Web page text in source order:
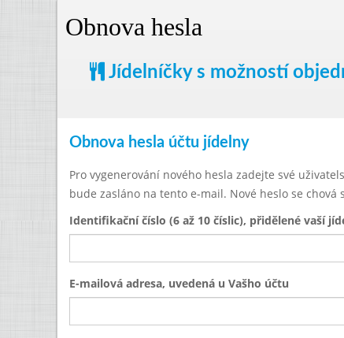
Obnova hesla
Jídelníčky s možností
Obnova hesla účtu jídelny
Pro vygenerování nového hesla zadejte své
bude zasláno na tento e-mail. Nové heslo se
Identifikační číslo (6 až 10 číslic), přidělené vaší
E-mailová adresa, uvedená u Vašho účtu